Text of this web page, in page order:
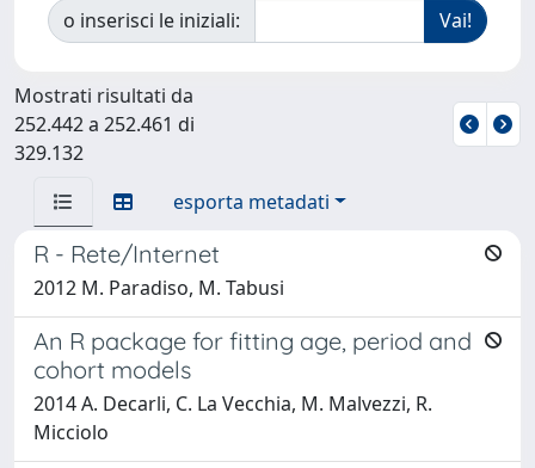
o inserisci le iniziali:
Mostrati risultati da
252.442 a 252.461 di
329.132
esporta metadati
R - Rete/Internet
2012 M. Paradiso, M. Tabusi
An R package for fitting age, period and
cohort models
2014 A. Decarli, C. La Vecchia, M. Malvezzi, R.
Micciolo